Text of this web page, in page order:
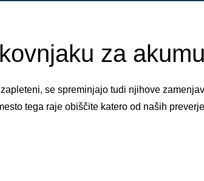
za
se spreminjajo tudi njihove
tega raje obiščite katero od naših